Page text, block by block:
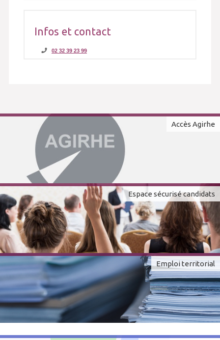
Infos et contact
02 32 39 23 99
Accès Agirhe
Espace sécurisé candidats
Emploi territorial